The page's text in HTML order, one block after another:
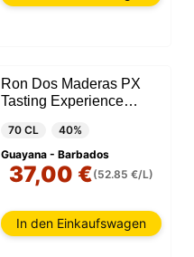
Ron Dos Maderas PX
Tasting Experience
70 CL
40%
Guayana - Barbados
37,00 €(52.85 €/L)
In den Einkaufswagen